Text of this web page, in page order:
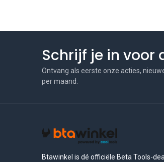
Schrijf je in voor
Ontvang als eerste onze acties,
per maand.
Btawinkel is dé officiële Beta Tools-